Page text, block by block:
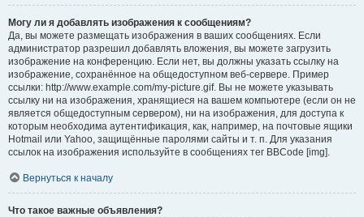
Могу ли я добавлять изображения к сообщениям?
Да, вы можете размещать изображения в ваших сообщениях. Если
администратор разрешил добавлять вложения, вы можете загрузить
изображение на конференцию. Если нет, вы должны указать ссылку на
изображение, сохранённое на общедоступном веб-сервере. Пример
ссылки: http://www.example.com/my-picture.gif. Вы не можете указывать
ссылку ни на изображения, хранящиеся на вашем компьютере (если он не
является общедоступным сервером), ни на изображения, для доступа к
которым необходима аутентификация, как, например, на почтовые ящики
Hotmail или Yahoo, защищённые паролями сайты и т. п. Для указания
ссылок на изображения используйте в сообщениях тег BBCode [img].
Вернуться к началу
Что такое важные объявления?